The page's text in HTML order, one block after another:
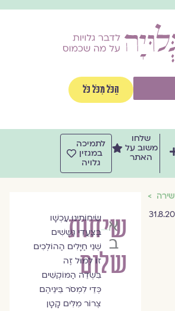
הַכֹּל מִכֹּל כֹּל
שלחו
משוב על
האתר
לתמיכה
במגזין
גלויה
שירה
שיחות
שלום
איילת
בטיסט
שִׂיחוֹתֵינוּ עַכְשָׁו
בְּצַעֲדֵי גַּשָּׁשִׁים
שְׁנֵי חַיָּלִים הַהוֹלְכִים
זוֹ לְמוּל זֶה
בִּשְׂדֵה הַמּוֹקְשִׁים
כְּדֵי לִמְסֹר בֵּינֵיהֶם
צְרוֹר מִלִּים קָטָן